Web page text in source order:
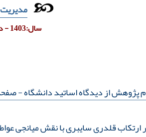
سال:1403 - دوره:3 - شماره:2
پژوهش از دیدگاه اساتید دانشگاه-
ارتکاب قلدری سایبری با نقش میانجی